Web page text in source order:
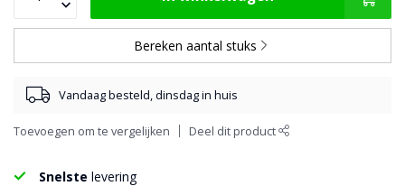
Bereken aantal stuks
Vandaag besteld, dinsdag in huis
Toevoegen om te vergelijken Deel dit product
Snelste levering